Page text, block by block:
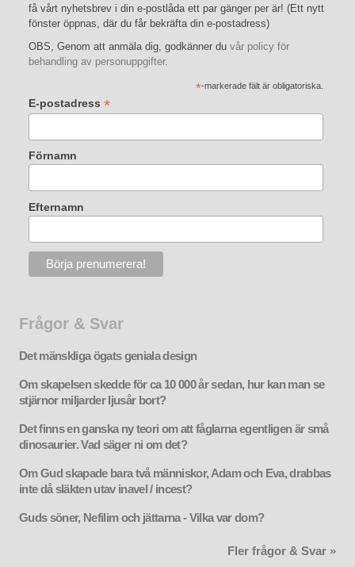
få vårt nyhetsbrev i din e-postlåda ett par gänger per är! (Ett nytt
fönster öppnas, där du får bekräfta din e-postadress)
OBS, Genom att anmäla dig, godkänner du vår policy för
behandling av personuppgifter.
*-markerade fält är obligatoriska.
E-postadress *
Förnamn
Efternamn
Frågor & Svar
Det mänskliga ögats geniala design
Om skapelsen skedde för ca 10 000 år sedan, hur kan man se
stjärnor miljarder ljusår bort?
Det finns en ganska ny teori om att fåglarna egentligen är små
dinosaurier. Vad säger ni om det?
Om Gud skapade bara två människor, Adam och Eva, drabbas
inte då släkten utav inavel / incest?
Guds söner, Nefilim och jättarna - Vilka var dom?
Fler frågor & Svar »